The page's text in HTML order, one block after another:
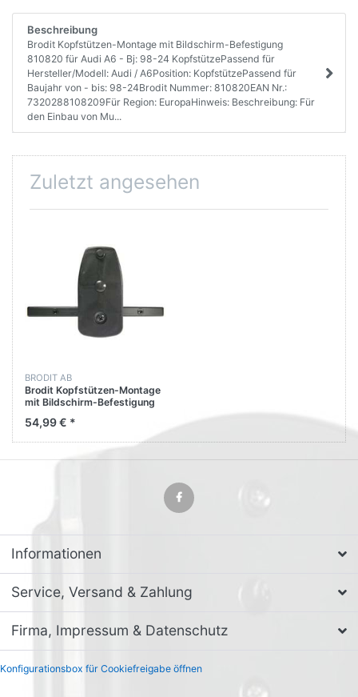
Beschreibung
Brodit Kopfstützen-Montage mit Bildschirm-Befestigung
810820 für Audi A6 - Bj: 98-24 KopfstützePassend für
Hersteller/Modell: Audi / A6Position: KopfstützePassend für
Baujahr von - bis: 98-24Brodit Nummer: 810820EAN Nr.:
7320288108209Für Region: EuropaHinweis: Beschreibung: Für
den Einbau von Mu...
Zuletzt angesehen
BRODIT AB
Brodit Kopfstützen-Montage
mit Bildschirm-Befestigung
24 Kopfstütze
54,99 € *
Informationen
Service, Versand & Zahlung
Firma, Impressum & Datenschutz
Konfigurationsbox für Cookiefreigabe öffnen